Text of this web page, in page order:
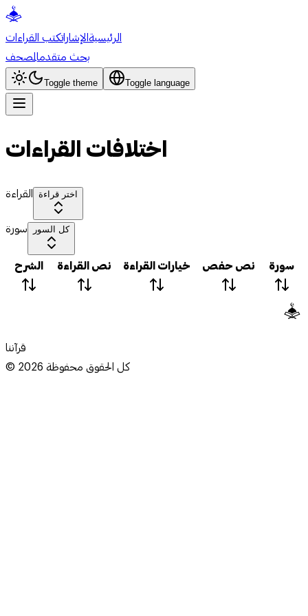
الرئيسيةالإشاراتكتب القراءات
بحث متقدمالمصحف
Toggle theme Toggle language
اختلافات القراءات
القراءة اختر قراءة
سورة كل السور
سورة نص حفص خيارات القراءة نص القراءة الشرح
قرآننا
© 2026كل الحقوق محفوظة